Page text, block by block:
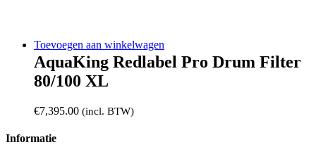
Toevoegen aan winkelwagen
AquaKing Redlabel Pro Drum Filter
80/100 XL
€7,395.00 (incl. BTW)
Informatie